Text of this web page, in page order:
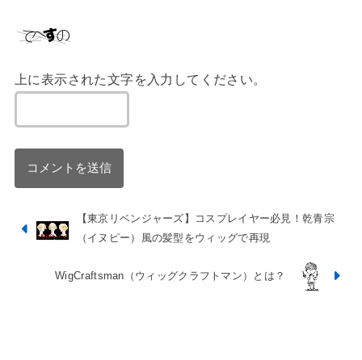
上に表示された文字を入力してください。
【東京リベンジャーズ】コスプレイヤー必見！乾青宗
（イヌピー）風の髪型をウィッグで再現
WigCraftsman（ウィッグクラフトマン）とは？